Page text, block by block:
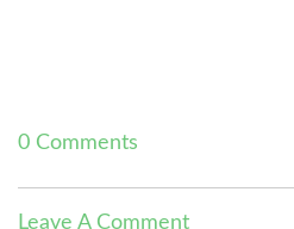
0 Comments
Leave A Comment